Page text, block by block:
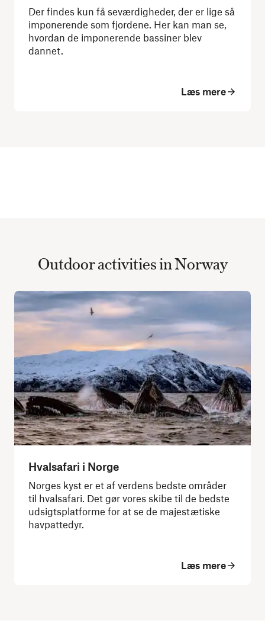
Der findes kun få seværdigheder, der er lige så
imponerende som fjordene. Her kan man se,
hvordan de imponerende bassiner blev
dannet.
Læs mere
Outdoor activities in Norway
Hvalsafari i Norge
Norges kyst er et af verdens bedste områder
til hvalsafari. Det gør vores skibe til de bedste
udsigtsplatforme for at se de majestætiske
havpattedyr.
Læs mere